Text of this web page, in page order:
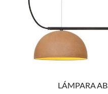
LÁMPARA